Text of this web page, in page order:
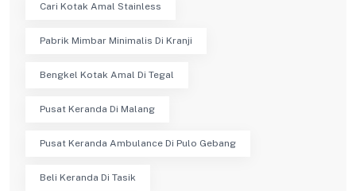
Cari Kotak Amal Stainless
Pabrik Mimbar Minimalis Di Kranji
Bengkel Kotak Amal Di Tegal
Pusat Keranda Di Malang
Pusat Keranda Ambulance Di Pulo Gebang
Beli Keranda Di Tasik